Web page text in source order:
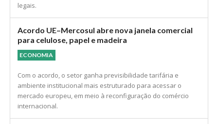
legais.
Acordo UE–Mercosul abre nova janela comercial
para celulose, papel e madeira
ECONOMIA
Com o acordo, o setor ganha previsibilidade tarifária e
ambiente institucional mais estruturado para acessar o
mercado europeu, em meio à reconfiguração do comércio
internacional.